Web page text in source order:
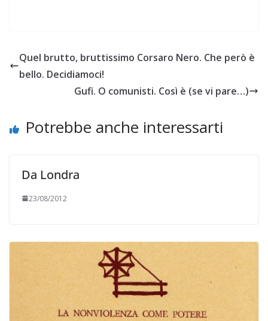
Quel brutto, bruttissimo Corsaro Nero. Che però è
bello. Decidiamoci!
Gufi. O comunisti. Così è (se vi pare…)
Potrebbe anche interessarti
Da Londra
23/08/2012